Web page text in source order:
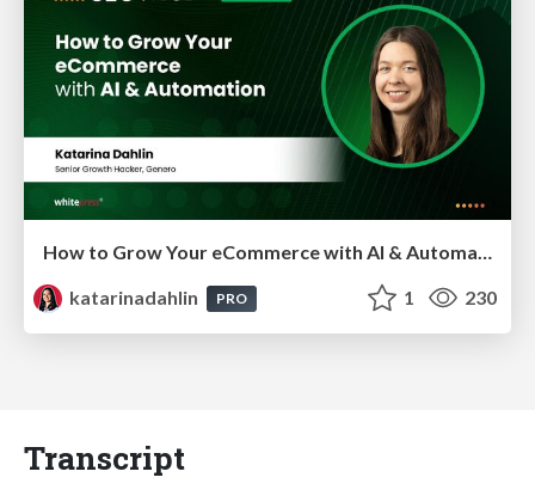
How to Grow Your eCommerce with AI & Automation
katarinadahlin
PRO 1 230
Transcript